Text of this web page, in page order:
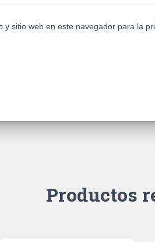
sitio web en este navegador para la
Productos